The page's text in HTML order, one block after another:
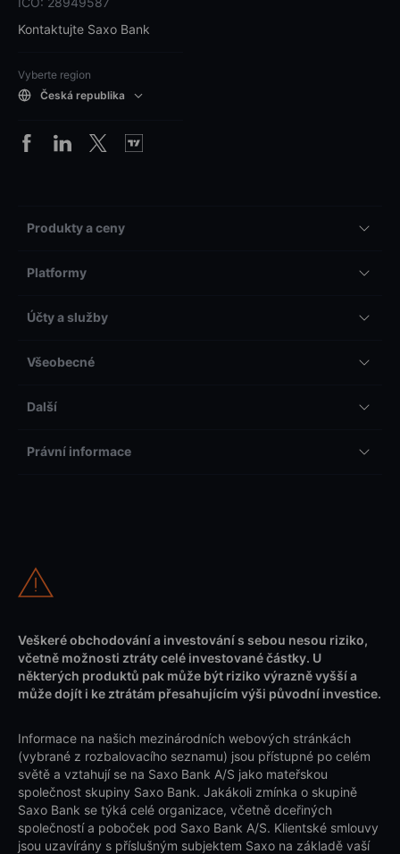
Kontaktujte Saxo Bank
Vyberte region
Česká republika
Produkty a ceny
Platformy
Účty a služby
Všeobecné
Další
Právní informace
Veškeré obchodování a investování s sebou nesou riziko,
včetně možnosti ztráty celé investované částky. U
některých produktů pak může být riziko výrazně vyšší a
může dojít i ke ztrátám přesahujícím výši původní investice.
Informace na našich mezinárodních webových stránkách
(vybrané z rozbalovacího seznamu) jsou přístupné po celém
světě a vztahují se na Saxo Bank A/S jako mateřskou
společnost skupiny Saxo Bank. Jakákoli zmínka o skupině
Saxo Bank se týká celé organizace, včetně dceřiných
společností a poboček pod Saxo Bank A/S. Klientské smlouvy
jsou uzavírány s příslušným subjektem Saxo na základě vaší